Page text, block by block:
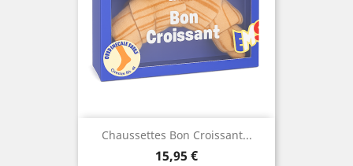
Chaussettes Bon Croissant...
Prix
15,95 €